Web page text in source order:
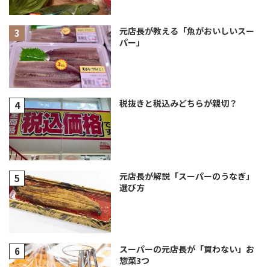
元店長が教える「魚がおいしいスー
パー」
税抜きと税込みどちらが親切？
元店長が解説「スーパーのうなぎ」
選び方
スーパーの元店長が「買わない」お
惣菜3つ